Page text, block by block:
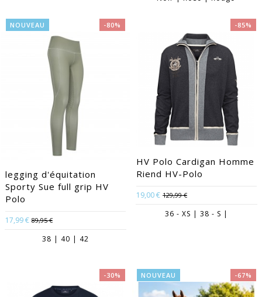
NOUVEAU -80%
legging d'équitation
Sporty Sue full grip HV
Polo
17,99 € 89,95 €
38 | 40 | 42
-85%
HV Polo Cardigan Homme
Riend HV-Polo
19,00 € 129,99 €
36 - XS | 38 - S |
-30% NOUVEAU -67%